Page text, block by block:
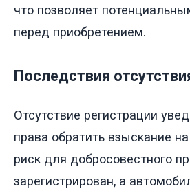
что позволяет
перед приобретением.
Последствия
Отсутствие регистрации
права обратить взыскание
риск для добросовестного
зарегистрирован, а